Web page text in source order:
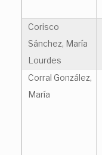
Corisco
Sánchez, María
Lourdes
Corral González,
María